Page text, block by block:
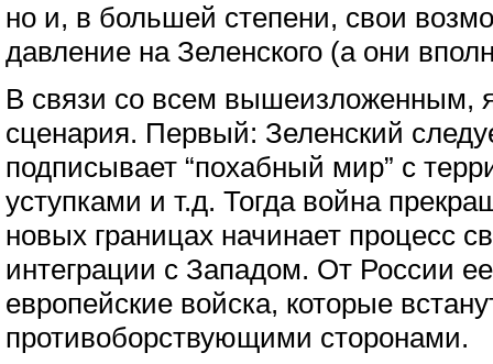
но и, в большей степени, свои
давление на Зеленского (а они
В связи со всем вышеизложенным,
сценария. Первый: Зеленский
подписывает “похабный мир” с
уступками и т.д. Тогда война
новых границах начинает процесс
интеграции с Западом. От России
европейские войска, которые
противоборствующими сторонами.